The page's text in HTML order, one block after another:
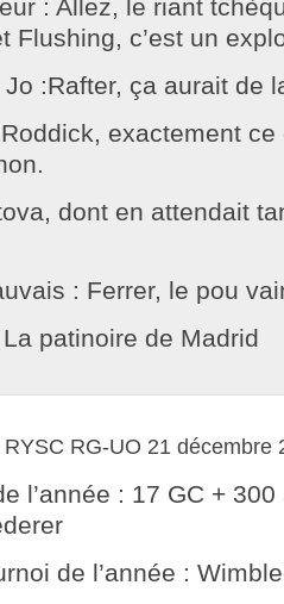
: Allez, le riant
Flushing, c’est un
:Rafter, ça aurait de
exactement
dont en attendait
: Ferrer, le pou
patinoire de Madrid
RG-UO 21 décembre
l’année : 17 GC +
de l’année :